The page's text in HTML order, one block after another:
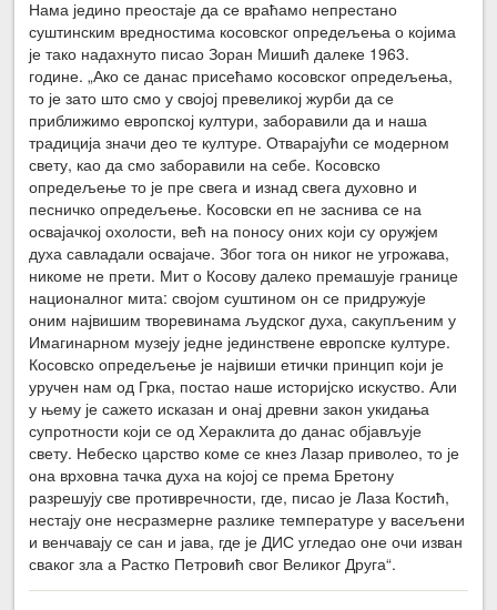
Нама једино преостаје да се враћамо непрестано
суштинским вредностима косовског опредељења о којима
је тако надахнуто писао Зоран Мишић далеке 1963.
године. „Ако се данас присећамо косовског опредељења,
то је зато што смо у својој превеликој журби да се
приближимо европској култури, заборавили да и наша
традиција значи део те културе. Отварајући се модерном
свету, као да смо заборавили на себе. Косовско
опредељење то је пре свега и изнад свега духовно и
песничко опредељење. Косовски еп не заснива се на
освајачкој охолости, већ на поносу оних који су оружјем
духа савладали освајаче. Због тога он никог не угрожава,
никоме не прети. Мит о Косову далеко премашује границе
националног мита: својом суштином он се придружује
оним највишим творевинама људског духа, сакупљеним у
Имагинарном музеју једне јединствене европске културе.
Косовско опредељење је највиши етички принцип који је
уручен нам од Грка, постао наше историјско искуство. Али
у њему је сажето исказан и онај древни закон укидања
супротности који се од Хераклита до данас објављује
свету. Небеско царство коме се кнез Лазар приволео, то је
она врховна тачка духа на којој се према Бретону
разрешују све противречности, где, писао је Лаза Костић,
нестају оне несразмерне разлике температуре у васељени
и венчавају се сан и јава, где је ДИС угледао оне очи изван
сваког зла а Растко Петровић свог Великог Друга“.